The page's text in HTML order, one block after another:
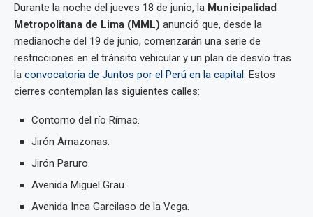
Durante la noche del jueves 18 de junio, la Municipalidad
Metropolitana de Lima (MML) anunció que, desde la
medianoche del 19 de junio, comenzarán una serie de
restricciones en el tránsito vehicular y un plan de desvío tras
la convocatoria de Juntos por el Perú en la capital. Estos
cierres contemplan las siguientes calles:
Contorno del río Rímac.
Jirón Amazonas.
Jirón Paruro.
Avenida Miguel Grau.
Avenida Inca Garcilaso de la Vega.